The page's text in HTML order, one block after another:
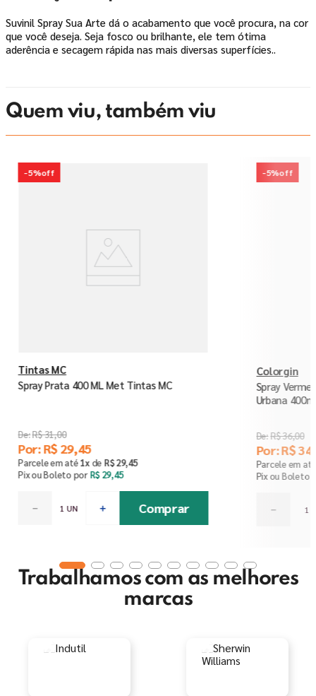
Suvinil Spray Sua Arte dá o acabamento que você procura, na cor
que você deseja. Seja fosco ou brilhante, ele tem ótima
aderência e secagem rápida nas mais diversas superfícies..
Quem viu, também viu
-5%off
Tintas MC
Spray Prata 400 ML Met Tintas MC
R$31,00
Por:R$29,45
Parcele em até1x de R$29,45
Pix ou Boleto porR$ 29,45
＋
－ Comprar
-5%off
Colorgin
Spray
Urbana
R$36,00
Por:R$34
Parcele em
Pix ou Boleto
－
Trabalhamos com as melhores
marcas